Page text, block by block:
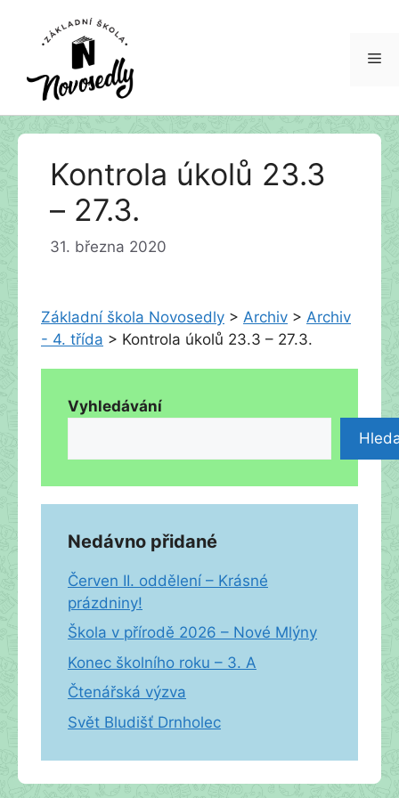
Přeskočit
Kontrola úkolů 23.3
– 27.3.
31. března 2020
Základní škola Novosedly > Archiv > Archiv
- 4. třída > Kontrola úkolů 23.3 – 27.3.
Vyhledávání
Nedávno přidané
Červen II. oddělení – Krásné
prázdniny!
Škola v přírodě 2026 – Nové Mlýny
Konec školního roku – 3. A
Čtenářská výzva
Svět Bludišť Drnholec